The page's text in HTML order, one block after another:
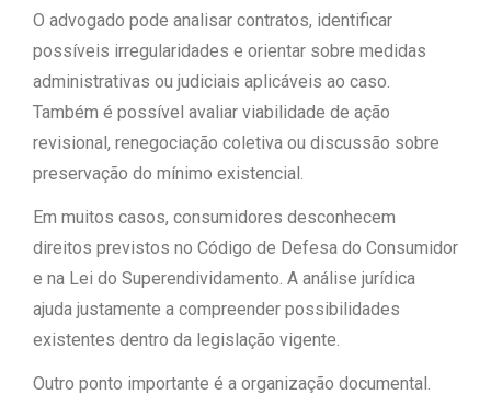
O advogado pode analisar contratos, identificar
possíveis irregularidades e orientar sobre medidas
administrativas ou judiciais aplicáveis ao caso.
Também é possível avaliar viabilidade de ação
revisional, renegociação coletiva ou discussão sobre
preservação do mínimo existencial.
Em muitos casos, consumidores desconhecem
direitos previstos no Código de Defesa do Consumidor
e na Lei do Superendividamento. A análise jurídica
ajuda justamente a compreender possibilidades
existentes dentro da legislação vigente.
Outro ponto importante é a organização documental.